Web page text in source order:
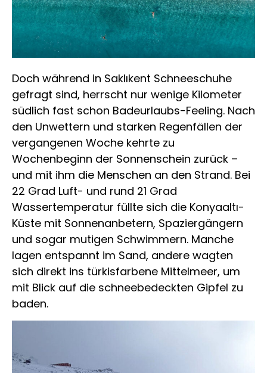
Doch während in Saklıkent Schneeschuhe
gefragt sind, herrscht nur wenige Kilometer
südlich fast schon Badeurlaubs-Feeling. Nach
den Unwettern und starken Regenfällen der
vergangenen Woche kehrte zu
Wochenbeginn der Sonnenschein zurück –
und mit ihm die Menschen an den Strand. Bei
22 Grad Luft- und rund 21 Grad
Wassertemperatur füllte sich die Konyaaltı-
Küste mit Sonnenanbetern, Spaziergängern
und sogar mutigen Schwimmern. Manche
lagen entspannt im Sand, andere wagten
sich direkt ins türkisfarbene Mittelmeer, um
mit Blick auf die schneebedeckten Gipfel zu
baden.